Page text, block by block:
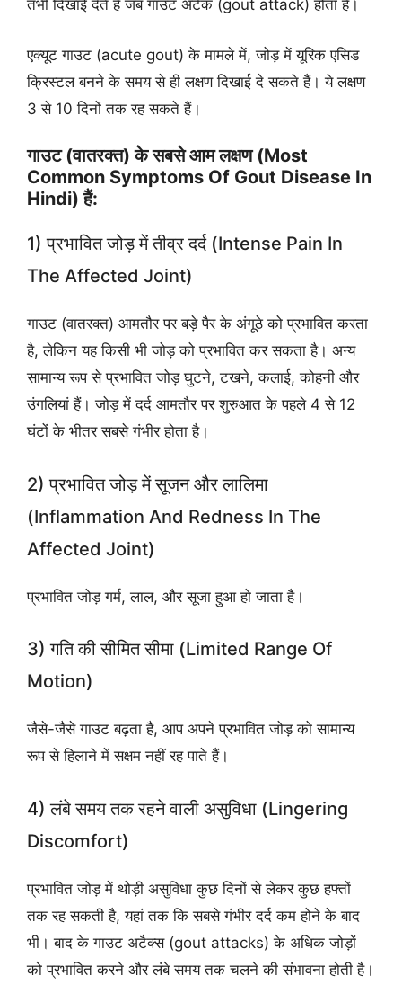
तभी दिखाई देते हैं जब गाउट अटैक (gout attack) होता है।
एक्यूट गाउट (acute gout) के मामले में, जोड़ में यूरिक एसिड
क्रिस्टल बनने के समय से ही लक्षण दिखाई दे सकते हैं। ये लक्षण
3 से 10 दिनों तक रह सकते हैं।
गाउट (वातरक्त) के सबसे आम लक्षण (most
Common Symptoms Of Gout Disease In
Hindi) हैं:
1) प्रभावित जोड़ में तीव्र दर्द (intense Pain In
The Affected Joint)
गाउट (वातरक्त) आमतौर पर बड़े पैर के अंगूठे को प्रभावित करता
है, लेकिन यह किसी भी जोड़ को प्रभावित कर सकता है। अन्य
सामान्य रूप से प्रभावित जोड़ घुटने, टखने, कलाई, कोहनी और
उंगलियां हैं। जोड़ में दर्द आमतौर पर शुरुआत के पहले 4 से 12
घंटों के भीतर सबसे गंभीर होता है।
2) प्रभावित जोड़ में सूजन और लालिमा
(inflammation And Redness In The
Affected Joint)
प्रभावित जोड़ गर्म, लाल, और सूजा हुआ हो जाता है।
3) गति की सीमित सीमा (limited Range Of
Motion)
जैसे-जैसे गाउट बढ़ता है, आप अपने प्रभावित जोड़ को सामान्य
रूप से हिलाने में सक्षम नहीं रह पाते हैं।
4) लंबे समय तक रहने वाली असुविधा (lingering
Discomfort)
प्रभावित जोड़ में थोड़ी असुविधा कुछ दिनों से लेकर कुछ हफ्तों
तक रह सकती है, यहां तक कि सबसे गंभीर दर्द कम होने के बाद
भी। बाद के गाउट अटैक्स (gout attacks) के अधिक जोड़ों
को प्रभावित करने और लंबे समय तक चलने की संभावना होती है।